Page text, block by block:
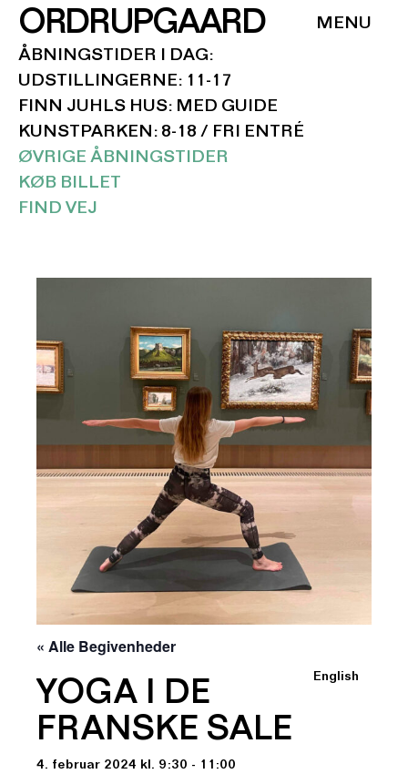
ORDRUPGAARD
ÅBNINGSTIDER I DAG:
UDSTILLINGERNE: 11-17
FINN JUHLS HUS: MED GUIDE
KUNSTPARKEN: 8-18 / FRI ENTRÉ
ØVRIGE ÅBNINGSTIDER
KØB BILLET
FIND VEJ
English
« Alle Begivenheder
YOGA I DE
FRANSKE SALE
4. februar 2024 kl. 9:30 - 11:00